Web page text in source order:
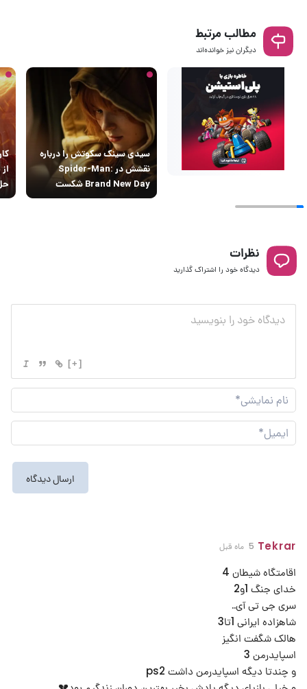
مطالب مرتبط
دیگران نیز خوانده‌اند
سیدی سینک سکوتش را درباره
نقشش در Spider-Man:
Brand New Day شکست
نظرات
دیدگاه خود را اشتراک گذارید
[+]
نام
Tekrar 5 ماه قبل
اقامتگاه شیطان 4
خدای جنگ 1و2
سری جی تی آی..
شاهزاده ایرانی 1تا3
هالک شگفت انگیز
اسپایدرمن 3
و چندتا دیگه اسپایدرمن داشت ps2